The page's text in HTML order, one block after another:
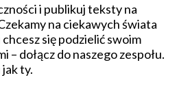
i publikuj teksty na
na ciekawych świata
się podzielić swoim
– dołącz do naszego zespołu.
ty.